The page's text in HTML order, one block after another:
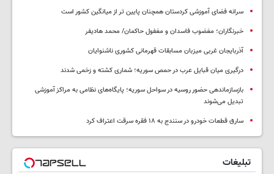
سرانه فضای آموزشی کردستان همچنان پایین تر از میانگین کشور است
خبرنگاران؛ مغضوب فاسدان و مغفول حاکمان/ محمد هادیفر
آذربایجان غربی میزبان مسابقات قهرمانی کشوری ناشنوایان
درگیری میان قبایل عرب در حمص سوریه؛ شماری کشته و زخمی شدند
بازسازماندهی حضور روسیه در سواحل سوریه؛ پایگاه‌های نظامی به مراکز آموزشی
تبدیل می‌شوند
سارق قطعات خودرو در سنندج به ۱۸ فقره سرقت اعتراف کرد
تبلیغات